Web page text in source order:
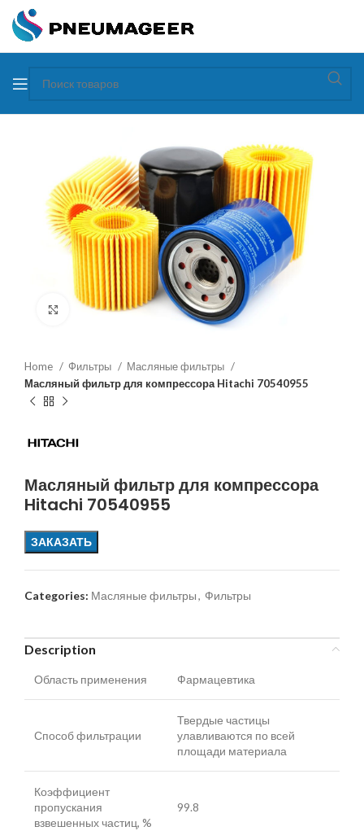
Увеличить
Home Фильтры
Масляные фильтры
Масляный фильтр для компрессора Hitachi 70540955
Масляный фильтр для компрессора
Hitachi 70540955
ЗАКАЗАТЬ
Categories: Масляные фильтры, Фильтры
Description
Область применения Фармацевтика
Способ фильтрации
Твердые частицы
улавливаются по всей
площади материала
Коэффициент
пропускания
взвешенных частиц, %
99.8